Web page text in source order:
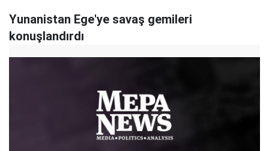
Yunanistan Ege'ye savaş gemileri
konuşlandırdı